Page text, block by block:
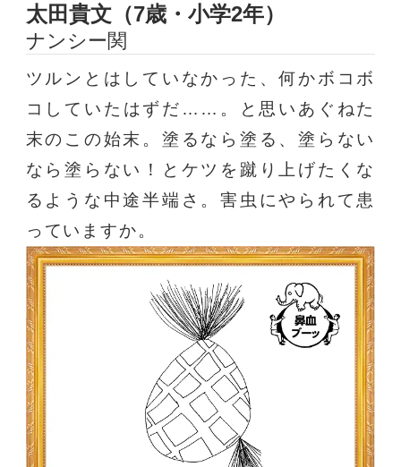
太田貴文（7歳・小学2年）
ナンシー関
ツルンとはしていなかった、何かボコボ
コしていたはずだ……。と思いあぐねた
末のこの始末。塗るなら塗る、塗らない
なら塗らない！とケツを蹴り上げたくな
るような中途半端さ。害虫にやられて患
っていますか。